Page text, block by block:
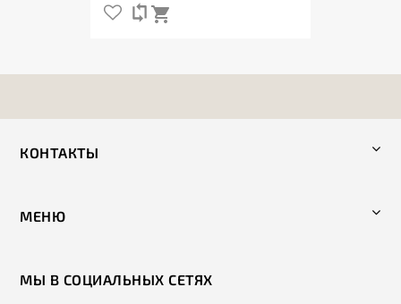
КОНТАКТЫ
МЕНЮ
МЫ В СОЦИАЛЬНЫХ СЕТЯХ